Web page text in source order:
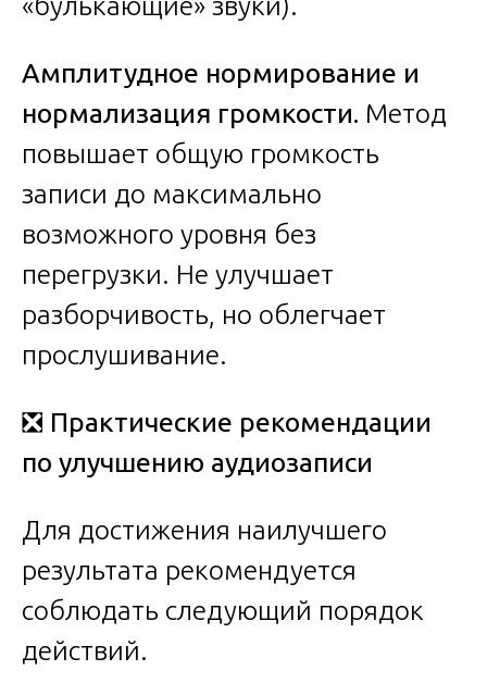
Амплитудное нормирование и
нормализация громкости. Метод
повышает общую громкость
записи до максимально
возможного уровня без
перегрузки. Не улучшает
разборчивость, но облегчает
прослушивание.
❎ Практические рекомендации
по улучшению аудиозаписи
Для достижения наилучшего
результата рекомендуется
соблюдать следующий порядок
действий.